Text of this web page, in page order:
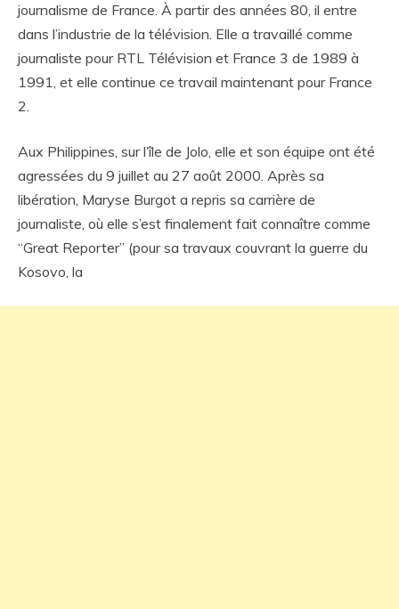
journalisme de France. À partir des années 80, il entre
dans l’industrie de la télévision. Elle a travaillé comme
journaliste pour RTL Télévision et France 3 de 1989 à
1991, et elle continue ce travail maintenant pour France
2.
Aux Philippines, sur l’île de Jolo, elle et son équipe ont été
agressées du 9 juillet au 27 août 2000. Après sa
libération, Maryse Burgot a repris sa carrière de
journaliste, où elle s’est finalement fait connaître comme
“Great Reporter” (pour sa travaux couvrant la guerre du
Kosovo, la